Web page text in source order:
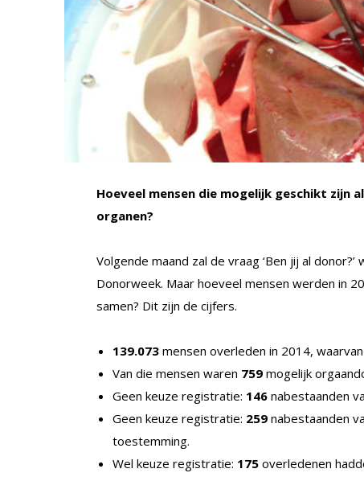
Hoeveel mensen die mogelijk geschikt zijn
organen?
Volgende maand zal de vraag ‘Ben jij al
Donorweek. Maar hoeveel mensen werden in
samen? Dit zijn de cijfers.
139.073 mensen overleden in 2014, waarvan
Van die mensen waren 759 mogelijk
Geen keuze registratie: 146 nabestaanden
Geen keuze registratie: 259 nabestaanden
toestemming.
Wel keuze registratie: 175 overledenen